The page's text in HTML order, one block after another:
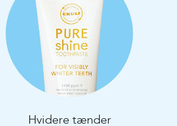
Hvidere tænder